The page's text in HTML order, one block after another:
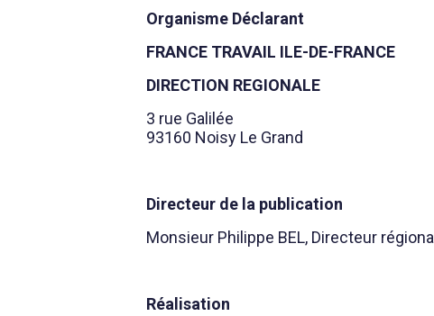
Organisme Déclarant
FRANCE TRAVAIL ILE-DE-FRANCE
DIRECTION REGIONALE
3 rue Galilée
93160 Noisy Le Grand
Directeur de la publication
Monsieur Philippe BEL, Directeur régional
Réalisation